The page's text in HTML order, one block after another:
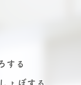
する
ょぼする